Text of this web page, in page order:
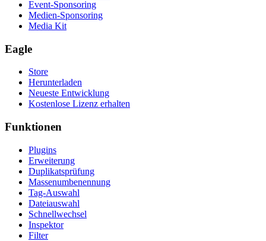
Event-Sponsoring
Medien-Sponsoring
Media Kit
Eagle
Store
Herunterladen
Neueste Entwicklung
Kostenlose Lizenz erhalten
Funktionen
Plugins
Erweiterung
Duplikatsprüfung
Massenumbenennung
Tag-Auswahl
Dateiauswahl
Schnellwechsel
Inspektor
Filter